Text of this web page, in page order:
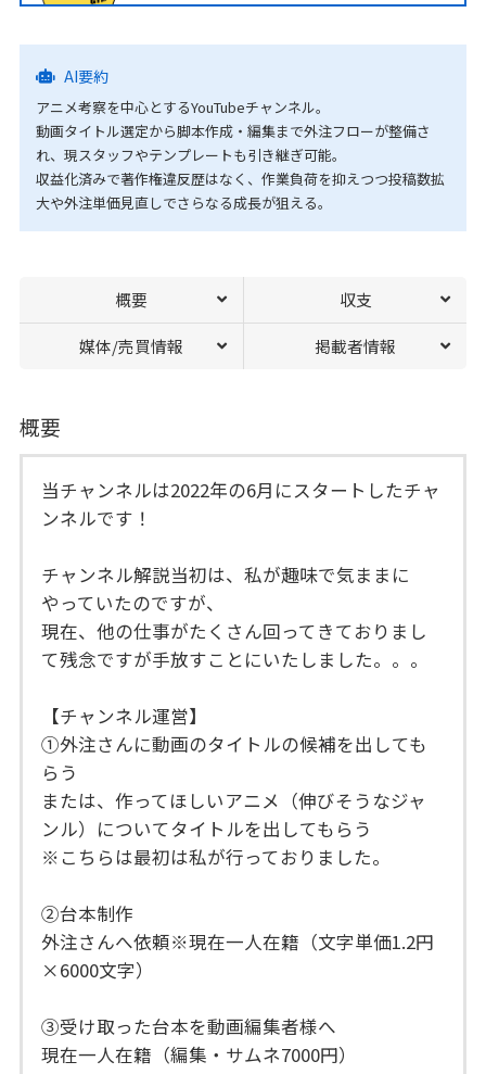
AI要約
アニメ考察を中心とするYouTubeチャンネル。
動画タイトル選定から脚本作成・編集まで外注フローが整備さ
れ、現スタッフやテンプレートも引き継ぎ可能。
収益化済みで著作権違反歴はなく、作業負荷を抑えつつ投稿数拡
大や外注単価見直しでさらなる成長が狙える。
概要 収支
媒体/売買情報 掲載者情報
概要
当チャンネルは2022年の6月にスタートしたチャ
ンネルです！
チャンネル解説当初は、私が趣味で気ままに
やっていたのですが、
現在、他の仕事がたくさん回ってきておりまし
て残念ですが手放すことにいたしました。。。
【チャンネル運営】
①外注さんに動画のタイトルの候補を出しても
らう
または、作ってほしいアニメ（伸びそうなジャ
ンル）についてタイトルを出してもらう
※こちらは最初は私が行っておりました。
②台本制作
外注さんへ依頼※現在一人在籍（文字単価1.2円
×6000文字）
③受け取った台本を動画編集者様へ
現在一人在籍（編集・サムネ7000円）